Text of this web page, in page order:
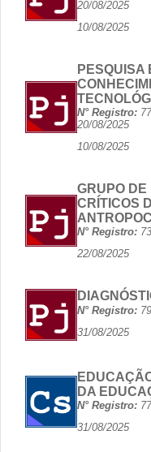
20/08/2025
10/08/2025
PESQUISA
N° Registro:
20/08/2025
10/08/2025
GRUPO DE
CRÍTICOS
N° Registro:
22/08/2025
N° Registro:
31/08/2025
DA
N° Registro:
31/08/2025